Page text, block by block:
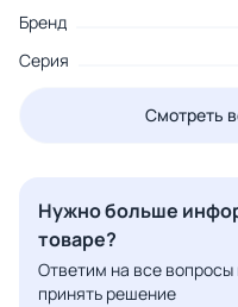
Бренд
Серия
Смотреть
Нужно больше
товаре?
Ответим на все
принять решение